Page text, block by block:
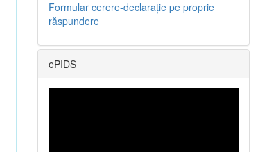
Formular cerere-declarație pe proprie
răspundere
ePIDS